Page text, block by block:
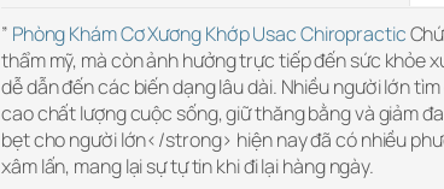
” Phòng Khám Cơ Xương Khớp Usac Chiropractic
thẩm mỹ, mà còn ảnh hưởng trực tiếp đến sức khỏe
dễ dẫn đến các biến dạng lâu dài. Nhiều người lớn
cao chất lượng cuộc sống, giữ thăng bằng và giảm
bẹt cho người lớn</strong> hiện nay đã có nhiều
xâm lấn, mang lại sự tự tin khi đi lại hàng ngày.